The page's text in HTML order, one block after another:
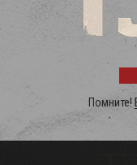
Помните!